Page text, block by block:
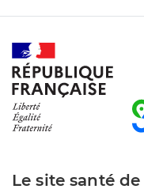
Le site santé